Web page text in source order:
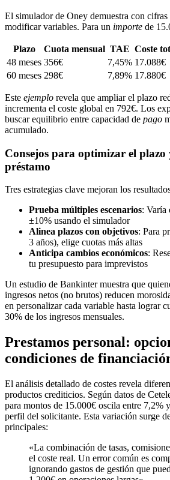
El simulador de Oney demuestra con cifras
modificar variables. Para un importe de
Plazo Cuota mensual TAE Coste
48 meses 356€ 7,45% 17.088€
60 meses 298€ 7,89% 17.880€
Este ejemplo revela que ampliar el plazo
incrementa el coste global en 792€. Los
buscar equilibrio entre capacidad de pago
acumulado.
Consejos para optimizar el plazo
préstamo
Tres estrategias clave mejoran los
Prueba múltiples escenarios: Varía
±10% usando el simulador
Alinea plazos con objetivos: Para
3 años), elige cuotas más altas
Anticipa cambios económicos:
tu presupuesto para imprevistos
Un estudio de Bankinter muestra que
ingresos netos (no brutos) reducen
en personalizar cada variable hasta lograr
30% de los ingresos mensuales.
Prestamos personal:
condiciones de
El análisis detallado de costes revela
productos crediticios. Según datos de
para montos de 15.000€ oscila entre 7,2%
perfil del solicitante. Esta variación surge
principales:
«La combinación de tasas, comisiones y plazos define
el coste real. Un error común es
ignorando gastos de gestión que